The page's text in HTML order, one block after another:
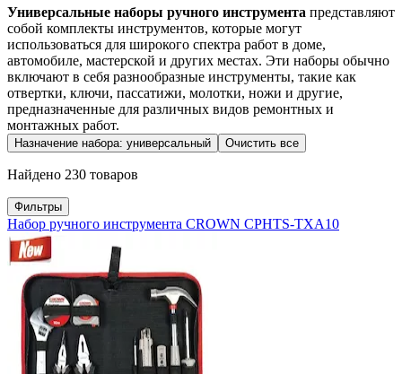
Универсальные наборы ручного инструмента представляют
собой комплекты инструментов, которые могут
использоваться для широкого спектра работ в доме,
автомобиле, мастерской и других местах. Эти наборы обычно
включают в себя разнообразные инструменты, такие как
отвертки, ключи, пассатижи, молотки, ножи и другие,
предназначенные для различных видов ремонтных и
монтажных работ.
Назначение набора: универсальный Очистить все
Найдено 230 товаров
Фильтры
Набор ручного инструмента CROWN CPHTS-TXA10